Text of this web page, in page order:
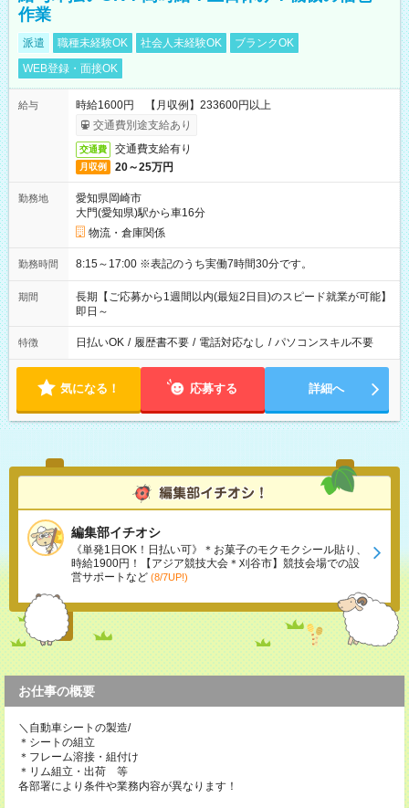
作業
派遣 職種未経験OK 社会人未経験OK
ブランクOK
WEB登録・面接OK
給与
時給1600円 【月収例】233600円以上
交通費別途支給あり
交通費 交通費支給有り
月収例 20～25万円
勤務地
愛知県岡崎市
大門(愛知県)駅から車16分
物流・倉庫関係
勤務時間 8:15～17:00 ※表記のうち実働7時間30分です。
期間
長期【ご応募から1週間以内(最短2日目)のスピード就業が可能】
即日～
特徴 日払いOK / 履歴書不要 / 電話対応なし / パソコンスキル不要
気になる！ 応募する 詳細へ
編集部イチオシ
《単発1日OK！日払い可》＊お菓子のモクモクシール貼り、
時給1900円！【アジア競技大会＊刈谷市】競技会場での設
営サポートなど (8/7UP!)
お仕事の概要
＼自動車シートの製造/
＊シートの組立
＊フレーム溶接・組付け
＊リム組立・出荷 等
各部署により条件や業務内容が異なります！